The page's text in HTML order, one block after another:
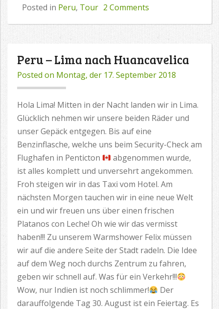
Posted in Peru, Tour 2 Comments
Peru – Lima nach Huancavelica
Posted on Montag, der 17. September 2018
Hola Lima! Mitten in der Nacht landen wir in Lima.
Glücklich nehmen wir unsere beiden Räder und
unser Gepäck entgegen. Bis auf eine
Benzinflasche, welche uns beim Security-Check am
Flughafen in Penticton
abgenommen wurde,
ist alles komplett und unversehrt angekommen.
Froh steigen wir in das Taxi vom Hotel. Am
nächsten Morgen tauchen wir in eine neue Welt
ein und wir freuen uns über einen frischen
Platanos con Leche! Oh wie wir das vermisst
haben!!! Zu unserem Warmshower Felix müssen
wir auf die andere Seite der Stadt radeln. Die Idee
auf dem Weg noch durchs Zentrum zu fahren,
geben wir schnell auf. Was für ein Verkehr!!!
Wow, nur Indien ist noch schlimmer!
Der
darauffolgende Tag 30. August ist ein Feiertag. Es